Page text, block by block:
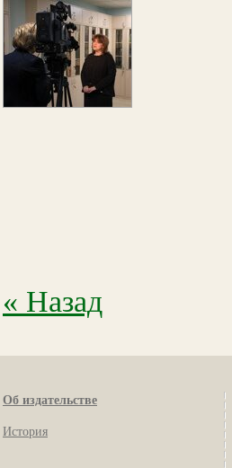
« Назад
Об издательстве
История